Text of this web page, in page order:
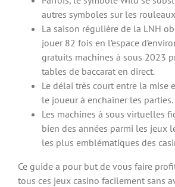
autres symboles sur les
La saison régulière de la LNH
jouer 82 fois en l’espace
gratuits machines à sous 2023
tables de baccarat en direct.
Le délai très court entre la mise
le joueur à enchaîner les parties.
Les machines à sous virtuelles
bien des années parmi les jeux
les plus emblématiques des
Ce guide a pour but de vous faire
tous ces jeux casino facilement sans